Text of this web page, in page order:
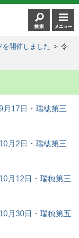
を開催しました > 令
月17日・瑞穂第三
月2日・瑞穂第三
月12日・瑞穂第三
月30日・瑞穂第五